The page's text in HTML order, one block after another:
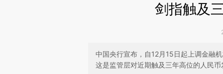
剑指触及
中国央行宣布，自12月15日起上调金融
这是监管层对近期触及三年高位的人民